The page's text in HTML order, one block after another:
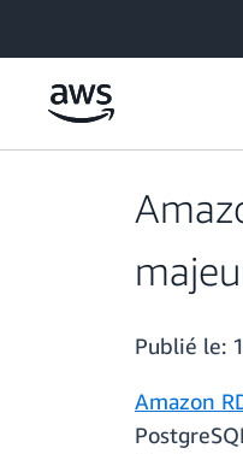
Publié le:
Amazon